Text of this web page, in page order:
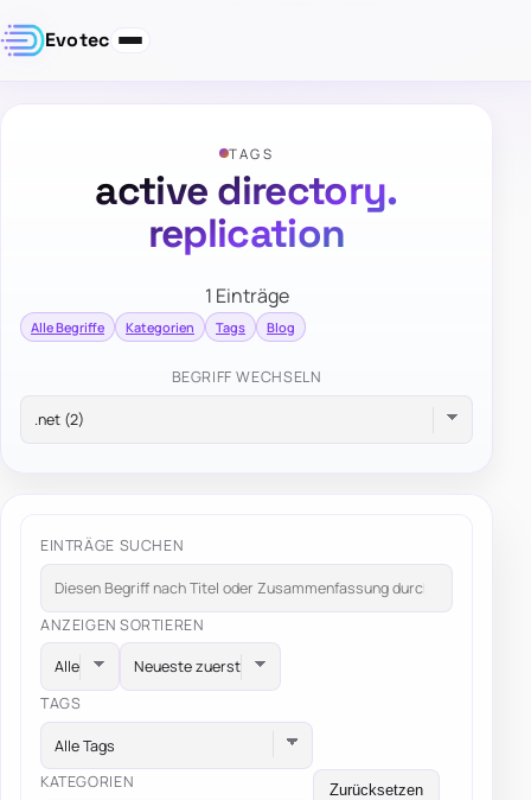
Evotec
TAGS
active directory.
replication
1 Einträge
Alle Begriffe Kategorien Tags Blog
BEGRIFF WECHSELN
EINTRÄGE SUCHEN
ANZEIGEN SORTIEREN
TAGS
Alle Tags
KATEGORIEN
Zurücksetzen